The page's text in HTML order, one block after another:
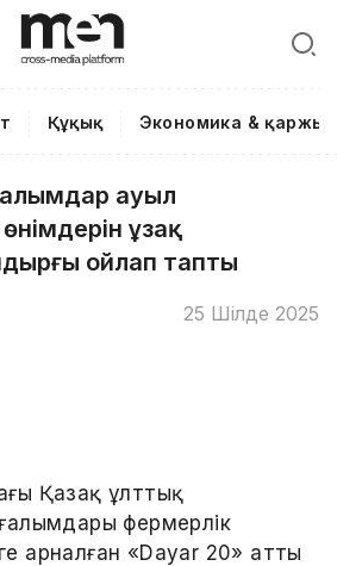
Құқық Экономика & қаржы
ауыл
ұзақ
ойлап тапты
25 Шілде 2025
Қазақ ұлттық
фермерлік
арналған «Dayar 20» атты